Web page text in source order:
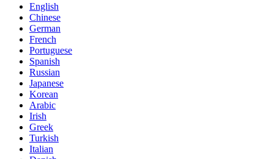
English
Chinese
German
French
Portuguese
Spanish
Russian
Japanese
Korean
Arabic
Irish
Greek
Turkish
Italian